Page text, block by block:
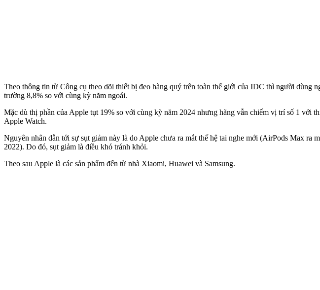
Theo thông tin từ Công cụ theo dõi thiết bị đeo hàng quý trên toàn thế giới của IDC thì người dùng
trường 8,8% so với cùng kỳ năm ngoái.
Mặc dù thị phần của Apple tụt 19% so với cùng kỳ năm 2024 nhưng hãng vẫn chiếm vị trí số 1 với
Apple Watch.
Nguyên nhân dẫn tới sự sụt giảm này là do Apple chưa ra mắt thế hệ tai nghe mới (AirPods Max ra
2022). Do đó, sụt giảm là điều khó tránh khỏi.
Theo sau Apple là các sản phẩm đến từ nhà Xiaomi, Huawei và Samsung.